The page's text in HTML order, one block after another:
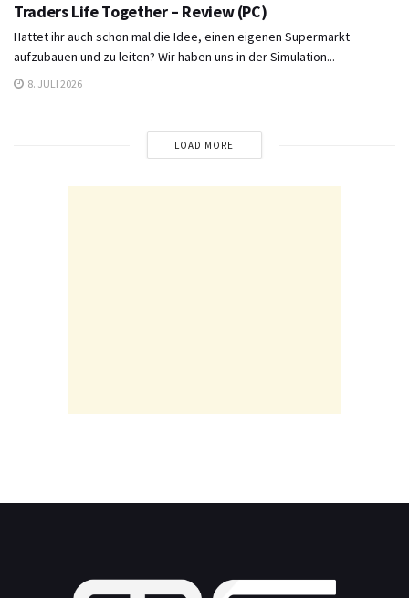
Traders Life Together – Review (PC)
Hattet ihr auch schon mal die Idee, einen eigenen Supermarkt
aufzubauen und zu leiten? Wir haben uns in der Simulation...
8. JULI 2026
LOAD MORE